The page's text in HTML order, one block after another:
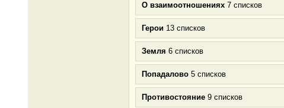
О взаимоотношениях 7 списков
Герои 13 списков
Земля 6 списков
Попадалово 5 списков
Противостояние 9 списков